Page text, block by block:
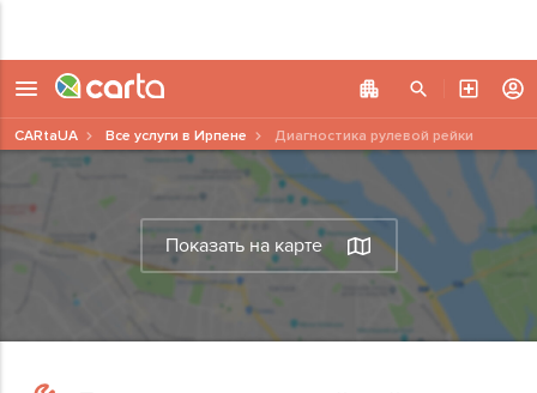
Показать на карте
CARtaUA Все услуги в Ирпене Диагностика рулевой рейки